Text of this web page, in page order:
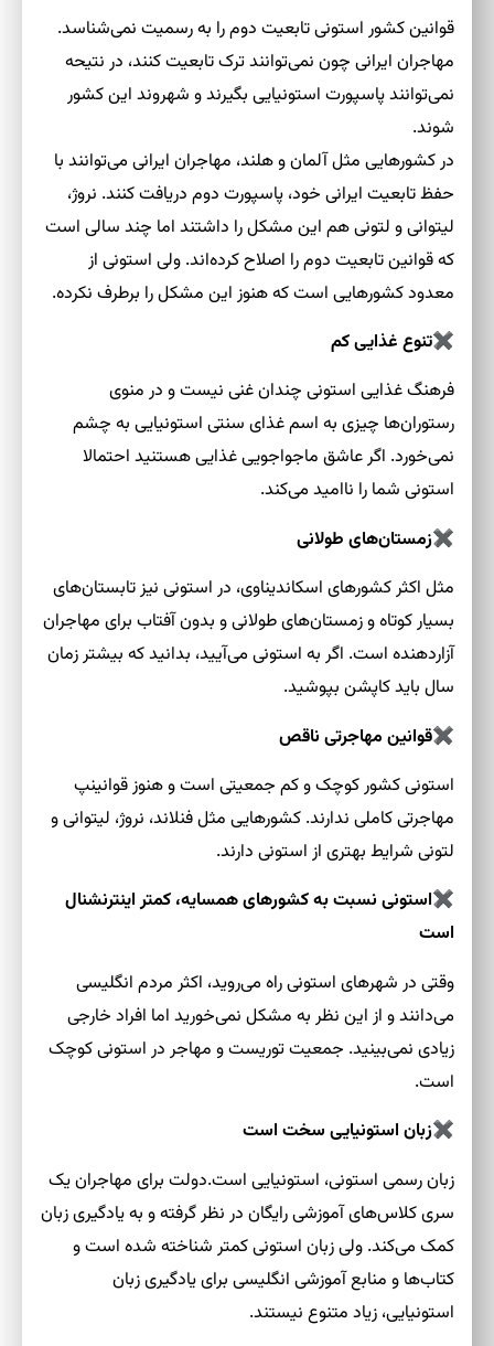
قوانین کشور استونی تابعیت دوم را به رسمیت نمی‌شناسد.
مهاجران ایرانی چون نمی‌توانند ترک تابعیت کنند، در نتیحه
نمی‌توانند پاسپورت استونیایی بگیرند و شهروند این کشور
شوند.
در کشورهایی مثل آلمان و هلند، مهاجران ایرانی می‌توانند با
حفظ تابعیت ایرانی خود، پاسپورت دوم دریافت کنند. نروژ،
لیتوانی و لتونی هم این مشکل را داشتند اما چند سالی است
که قوانین تابعیت دوم را اصلاح کرده‌اند. ولی استونی از
معدود کشورهایی است که هنوز این مشکل را برطرف نکرده.
✖تنوع غذایی کم
فرهنگ غذایی استونی چندان غنی نیست و در منوی
رستوران‌ها چیزی به اسم غذای سنتی استونیایی به چشم
نمی‌خورد. اگر عاشق ماجواجویی غذایی هستنید احتمالا
استونی شما را ناامید می‌کند.
✖زمستان‌های طولانی
مثل اکثر کشورهای اسکاندیناوی، در استونی نیز تابستان‌های
بسیار کوتاه و زمستان‌های طولانی و بدون آفتاب برای مهاجران
آزاردهنده است. اگر به استونی می‌آیید، بدانید که بیشتر زمان
سال باید کاپشن بپوشید.
✖قوانین مهاجرتی ناقص
استونی کشور کوچک و کم جمعیتی است و هنوز قوانینپ
مهاجرتی کاملی ندارند. کشورهایی مثل فنلاند، نروژ، لیتوانی و
لتونی شرایط بهتری از استونی دارند.
✖استونی نسبت به کشورهای همسایه، کمتر اینترنشنال
است
وقتی در شهرهای استونی راه می‌روید، اکثر مردم انگلیسی
می‌دانند و از این نظر به مشکل نمی‌خورید اما افراد خارجی
زیادی نمی‌بینید. جمعیت توریست و مهاجر در استونی کوچک
است.
✖زبان استونیایی سخت است
زبان رسمی استونی، استونیایی است.دولت برای مهاجران یک
سری کلاس‌های آموزشی رایگان در نظر گرفته و به یادگیری زبان
کمک می‌کند. ولی زبان استونی کمتر شناخته شده است و
کتاب‌ها و منابع آموزشی انگلیسی برای یادگیری زبان
استونیایی، زیاد متنوع نیستند.